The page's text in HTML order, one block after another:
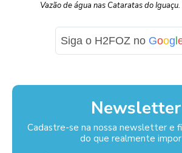
Vazão de água nas Cataratas do
Siga o H2FOZ no Googl
Newsletter
Cadastre-se na nossa newsletter e
do que realmente